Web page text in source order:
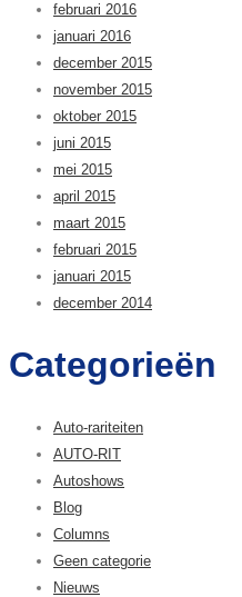
februari 2016
januari 2016
december 2015
november 2015
oktober 2015
juni 2015
mei 2015
april 2015
maart 2015
februari 2015
januari 2015
december 2014
Categorieën
Auto-rariteiten
AUTO-RIT
Autoshows
Blog
Columns
Geen categorie
Nieuws